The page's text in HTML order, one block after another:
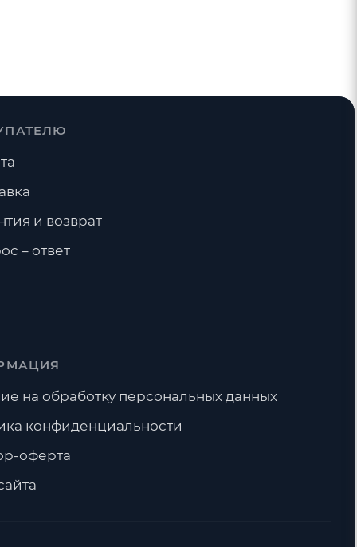
и возврат
– ответ
на обработку персональных данных
конфиденциальности
оферта